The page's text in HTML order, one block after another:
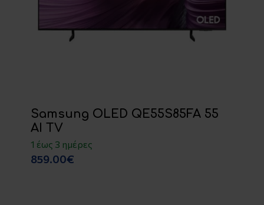
Samsung OLED QE55S85FA 55
AI TV
1 έως 3 ημέρες
859.00€